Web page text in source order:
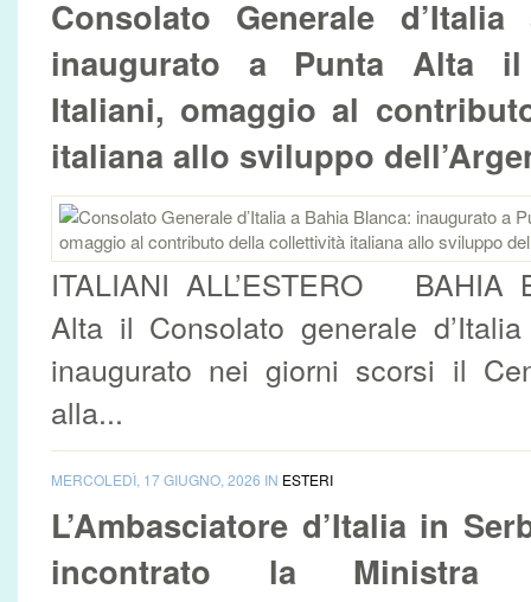
Consolato Generale
inaugurato a Punta Alta
Italiani, omaggio al
italiana allo sviluppo
ITALIANI ALL’ESTERO BAHIA
Alta il Consolato generale
inaugurato nei giorni scorsi il
alla...
MERCOLEDÌ, 17 GIUGNO, 2026 IN ESTERI
L’Ambasciatore d’Italia in
incontrato la Ministra